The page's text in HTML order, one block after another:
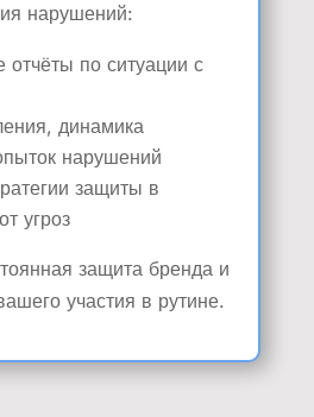
нарушений:
по ситуации с
динамика
нарушений
защиты в
угроз
защита бренда и
участия в рутине.